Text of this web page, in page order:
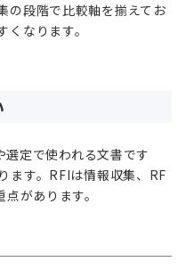
の段階で比較軸を揃えてお
なります。
定で使われる文書です
ます。RFIは情報収集、RF
があります。